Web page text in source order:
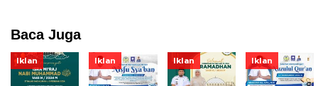
Baca Juga
Iklan Iklan Iklan Iklan